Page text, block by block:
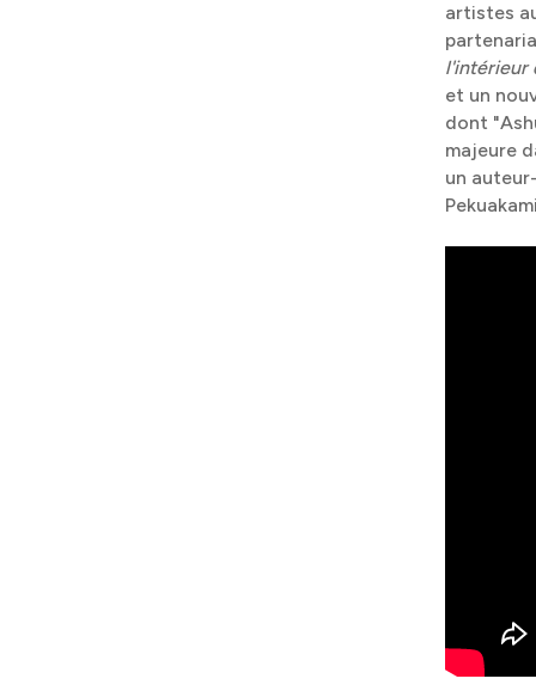
artistes
l'intérieur
et un
dont
majeure
un